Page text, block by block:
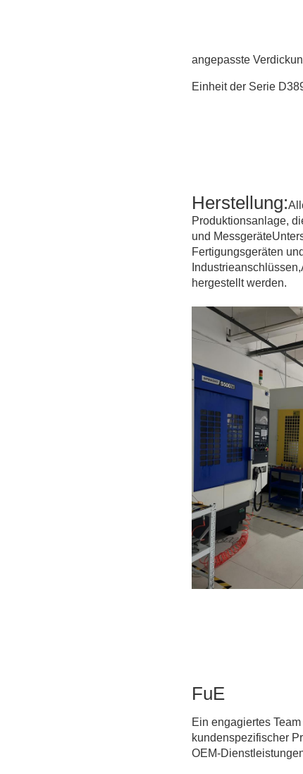
angepasste
Einheit der Serie
Herstellung:
Produktionsanlage,
und
Fertigungsgeräten
hergestellt werden.
FuE
Ein engagiertes
kundenspezifischer
OEM-